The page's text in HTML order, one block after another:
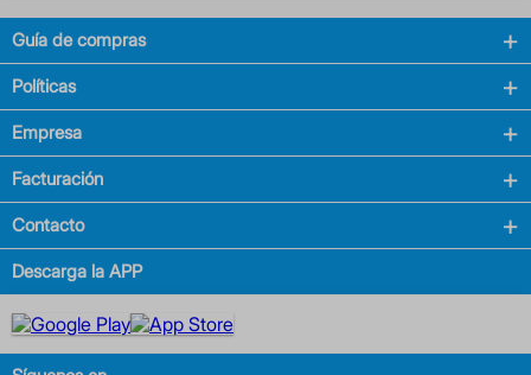
Guía de compras
Políticas
Empresa
Facturación
Contacto
Descarga la APP